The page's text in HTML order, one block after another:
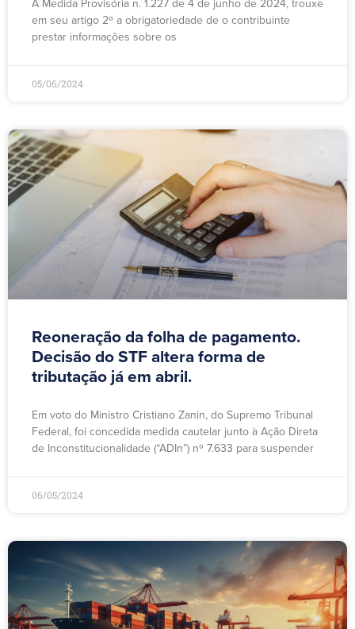
A Medida Provisória n. 1.227 de 4 de junho de 2024, trouxe
em seu artigo 2º a obrigatoriedade de o contribuinte
prestar informações sobre os
05/06/2024
Reoneração da folha de pagamento.
Decisão do STF altera forma de
tributação já em abril.
Em voto do Ministro Cristiano Zanin, do Supremo Tribunal
Federal, foi concedida medida cautelar junto à Ação Direta
de Inconstitucionalidade (“ADIn”) nº 7.633 para suspender
06/05/2024